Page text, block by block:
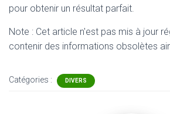
pour obtenir un résultat parfait.
Note : Cet article n'est pas mis à jour
contenir des informations obsolètes
Catégories : DIVERS